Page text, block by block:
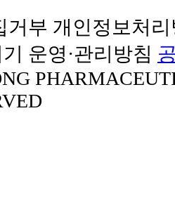
거부 개인정보처
운영·관리방침